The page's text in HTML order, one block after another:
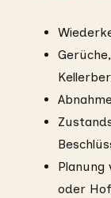
Planung
oder